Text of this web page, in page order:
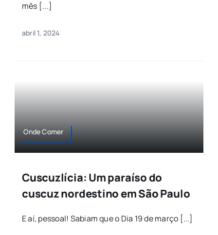
mês [...]
abril 1, 2024
Onde Comer
Cuscuzlícia: Um paraíso do
cuscuz nordestino em São Paulo
E aí, pessoal! Sabiam que o Dia 19 de março [...]